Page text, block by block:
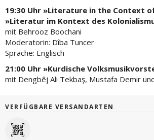
19:30 Uhr »Literature in the Context
»Literatur im Kontext des
mit Behrooz Boochani
Moderatorin: Dîba Tuncer
Sprache: Englisch
21:00 Uhr »Kurdische
mit Dengbêj Ali Tekbaş, Mustafa Demir
VERFÜGBARE VERSANDARTEN